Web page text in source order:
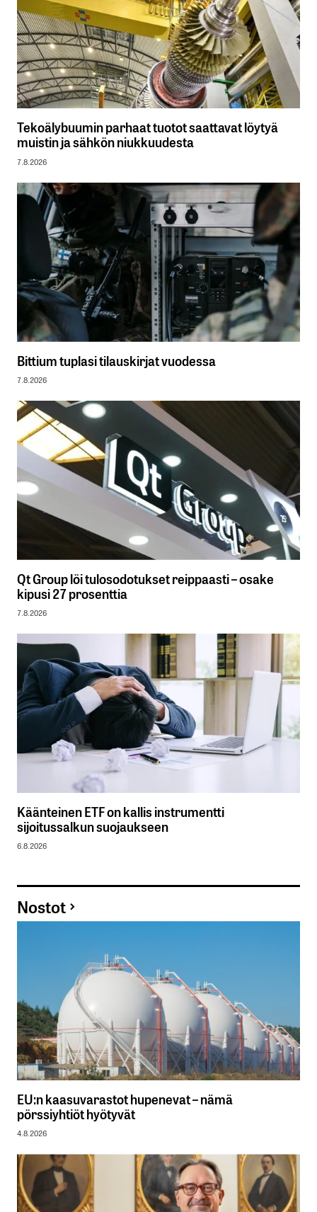
Tekoälybuumin parhaat tuotot saattavat löytyä
muistin ja sähkön niukkuudesta
7.8.2026
Bittium tuplasi tilauskirjat vuodessa
7.8.2026
Qt Group löi tulosodotukset reippaasti – osake
kipusi 27 prosenttia
7.8.2026
Käänteinen ETF on kallis instrumentti
sijoitussalkun suojaukseen
6.8.2026
Nostot
EU:n kaasuvarastot hupenevat – nämä
pörssiyhtiöt hyötyvät
4.8.2026